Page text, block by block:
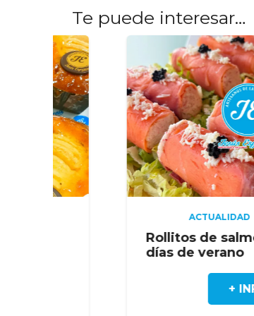
Te puede interesar…
de salmón para los